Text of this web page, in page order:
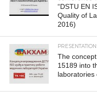
“DSTU EN
Quality of
2016)
The
15189 into
laboratories